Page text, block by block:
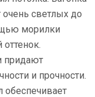
светлых до
морилки
придают
и прочности.
обеспечивает